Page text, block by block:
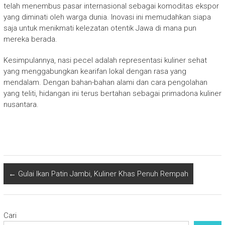
telah menembus pasar internasional sebagai komoditas ekspor
yang diminati oleh warga dunia. Inovasi ini memudahkan siapa
saja untuk menikmati kelezatan otentik Jawa di mana pun
mereka berada.
Kesimpulannya, nasi pecel adalah representasi kuliner sehat
yang menggabungkan kearifan lokal dengan rasa yang
mendalam. Dengan bahan-bahan alami dan cara pengolahan
yang teliti, hidangan ini terus bertahan sebagai primadona kuliner
nusantara.
← Gulai Ikan Patin Jambi, Kuliner Khas Penuh Rempah
Cari